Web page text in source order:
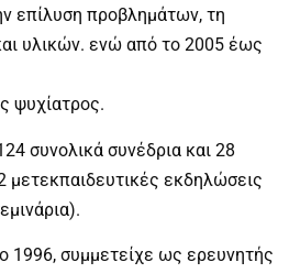
επίλυση προβλημάτων, τη
υλικών. ενώ από το 2005 έως
ψυχίατρος.
συνολικά συνέδρια και 28
μετεκπαιδευτικές εκδηλώσεις
1996, συμμετείχε ως ερευνητής